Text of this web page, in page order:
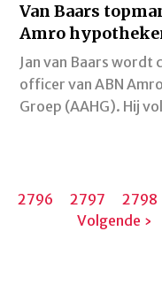
Van Baars
Amro
Jan van Baars wordt
officer van ABN
Groep (AAHG). Hij
Pagina
2796 Pagina
2797 Pagina
2798
Volgende ›